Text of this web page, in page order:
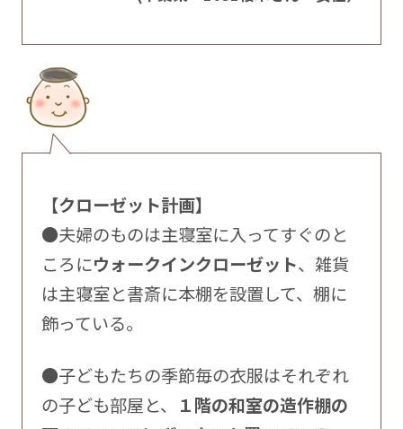
【クローゼット計画】
●夫婦のものは主寝室に入ってすぐのと
ころにウォークインクローゼット、雑貨
は主寝室と書斎に本棚を設置して、棚に
飾っている。
●子どもたちの季節毎の衣服はそれぞれ
の子ども部屋と、 １階の和室の造作棚の